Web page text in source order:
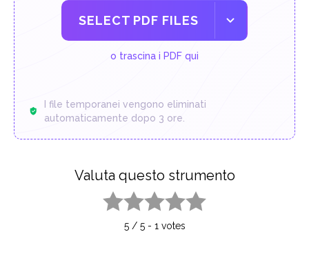
SELECT PDF FILES
o trascina i PDF qui
I file temporanei vengono eliminati
automaticamente dopo 3 ore.
Valuta questo strumento
5/ 5- 1 votes